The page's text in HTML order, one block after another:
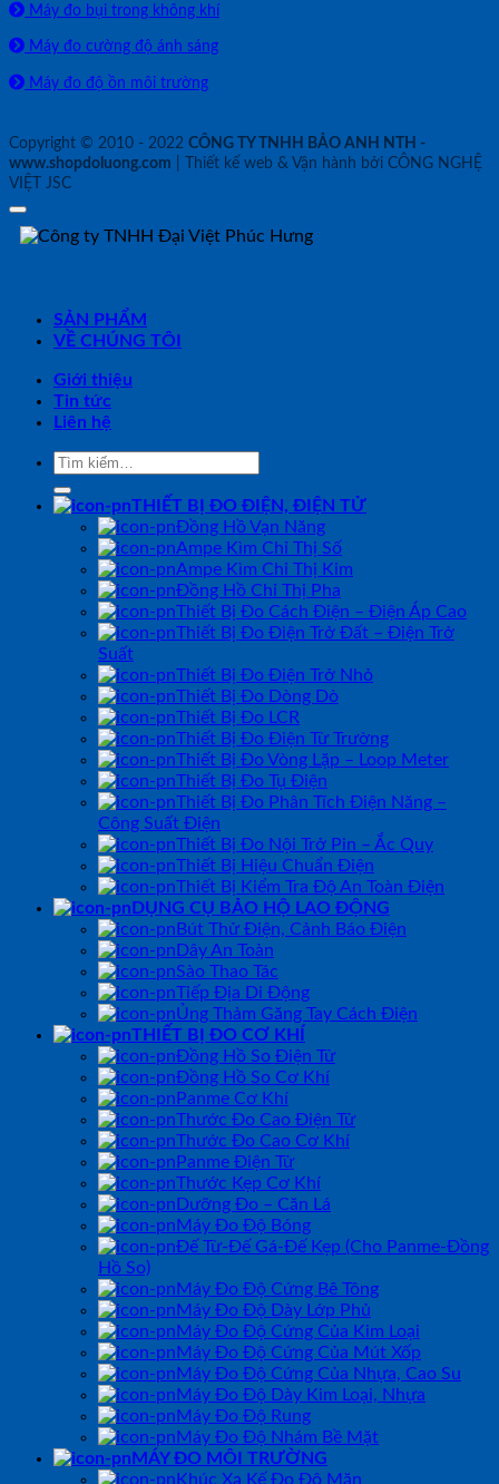
Máy đo bụi trong không khí
Máy đo cường độ ánh sáng
Máy đo độ ồn môi trường
Copyright © 2010 - 2022 CÔNG TY TNHH BẢO ANH NTH -
www.shopdoluong.com | Thiết kế web & Vận hành bởi CÔNG NGHỆ
VIỆT JSC
SẢN PHẨM
VỀ CHÚNG TÔI
Giới thiệu
Tin tức
Liên hệ
Tìm
kiếm:
THIẾT BỊ ĐO ĐIỆN, ĐIỆN TỬ
Đồng Hồ Vạn Năng
Ampe Kìm Chỉ Thị Số
Ampe Kìm Chỉ Thị Kim
Đồng Hồ Chỉ Thị Pha
Thiết Bị Đo Cách Điện – Điện Áp Cao
Thiết Bị Đo Điện Trở Đất – Điện Trở
Suất
Thiết Bị Đo Điện Trở Nhỏ
Thiết Bị Đo Dòng Dò
Thiết Bị Đo LCR
Thiết Bị Đo Điện Từ Trường
Thiết Bị Đo Vòng Lặp – Loop Meter
Thiết Bị Đo Tụ Điện
Thiết Bị Đo Phân Tích Điện Năng –
Công Suất Điện
Thiết Bị Đo Nội Trở Pin – Ắc Quy
Thiết Bị Hiệu Chuẩn Điện
Thiết Bị Kiểm Tra Độ An Toàn Điện
DỤNG CỤ BẢO HỘ LAO ĐỘNG
Bút Thử Điện, Cảnh Báo Điện
Dây An Toàn
Sào Thao Tác
Tiếp Địa Di Động
Ủng Thảm Găng Tay Cách Điện
THIẾT BỊ ĐO CƠ KHÍ
Đồng Hồ So Điện Tử
Đồng Hồ So Cơ Khí
Panme Cơ Khí
Thước Đo Cao Điện Tử
Thước Đo Cao Cơ Khí
Panme Điện Tử
Thước Kẹp Cơ Khí
Dưỡng Đo – Căn Lá
Máy Đo Độ Bóng
Đế Từ-Đế Gá-Đế Kẹp (Cho Panme-Đồng
Hồ So)
Máy Đo Độ Cứng Bê Tông
Máy Đo Độ Dày Lớp Phủ
Máy Đo Độ Cứng Của Kim Loại
Máy Đo Độ Cứng Của Mút Xốp
Máy Đo Độ Cứng Của Nhựa, Cao Su
Máy Đo Độ Dày Kim Loại, Nhựa
Máy Đo Độ Rung
Máy Đo Độ Nhám Bề Mặt
MÁY ĐO MÔI TRƯỜNG
Khúc Xạ Kế Đo Độ Mặn